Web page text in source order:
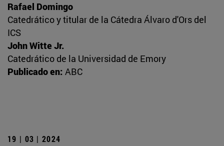
Rafael Domingo
Catedrático y titular de la Cátedra Álvaro d'Ors del
ICS
John Witte Jr.
Catedrático de la Universidad de Emory
Publicado en: ABC
19 | 03 | 2024